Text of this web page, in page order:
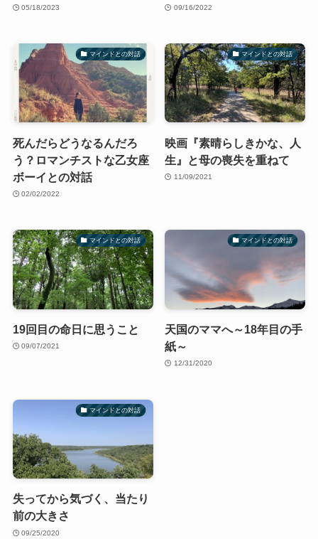
05/18/2023 09/16/2022
マインドとの対話
死んだらどうなるんだろ
う？ロマンチストな乙女座
ボーイとの対話
02/02/2022
マインドとの対話
映画『素晴らしきかな、人
生』と母の喪失を重ねて
11/09/2021
マインドとの対話
19回目の命日に思うこと
09/07/2021
マインドとの対話
天国のママへ～18年目の手
紙～
12/31/2020
マインドとの対話
失ってから気づく、当たり
前の大きさ
09/25/2020